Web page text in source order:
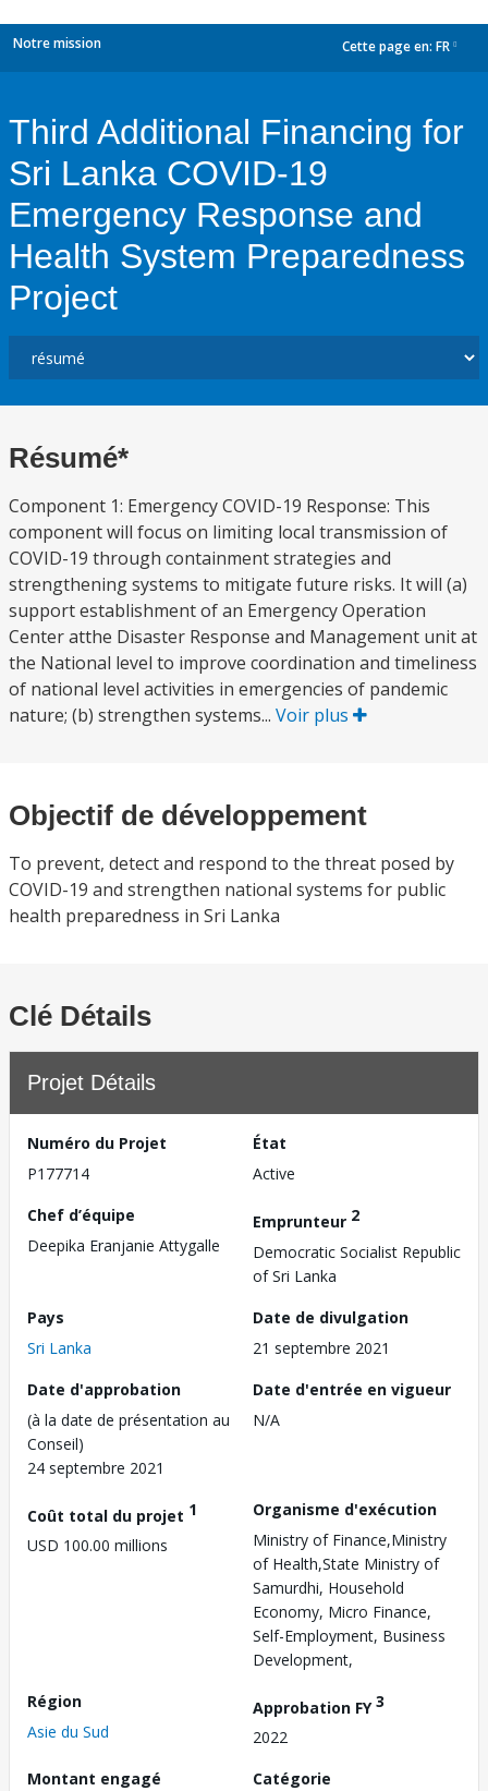
Notre mission Cette page en: FR
Third Additional Financing for
Sri Lanka COVID-19
Emergency Response and
Health System Preparedness
Project
Résumé*
Component 1: Emergency COVID-19 Response: This
component will focus on limiting local transmission of
COVID-19 through containment strategies and
strengthening systems to mitigate future risks. It will (a)
support establishment of an Emergency Operation
Center atthe Disaster Response and Management unit at
the National level to improve coordination and timeliness
of national level activities in emergencies of pandemic
nature; (b) strengthen systems... Voir plus
Objectif de développement
To prevent, detect and respond to the threat posed by
COVID-19 and strengthen national systems for public
health preparedness in Sri Lanka
Clé Détails
Projet Détails
Numéro du Projet
P177714
État
Active
Chef d’équipe
Deepika Eranjanie Attygalle
Emprunteur 2
Democratic Socialist Republic
of Sri Lanka
Pays
Sri Lanka
Date de divulgation
21 septembre 2021
Date d'approbation
(à la date de présentation au
Conseil)
24 septembre 2021
Date d'entrée en vigueur
N/A
Coût total du projet 1
USD 100.00 millions
Organisme d'exécution
Ministry of Finance,Ministry
of Health,State Ministry of
Samurdhi, Household
Economy, Micro Finance,
Self-Employment, Business
Development,
Région
Asie du Sud
Approbation FY3
2022
Montant engagé
Catégorie